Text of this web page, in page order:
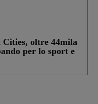
Cities, oltre 44mila
per lo sport e